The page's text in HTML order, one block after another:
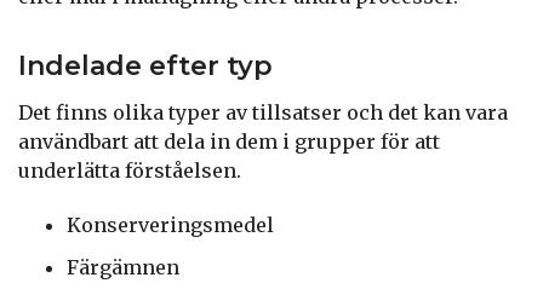
Indelade efter typ
Det finns olika typer av tillsatser och det kan vara
användbart att dela in dem i grupper för att
underlätta förståelsen.
Konserveringsmedel
Färgämnen